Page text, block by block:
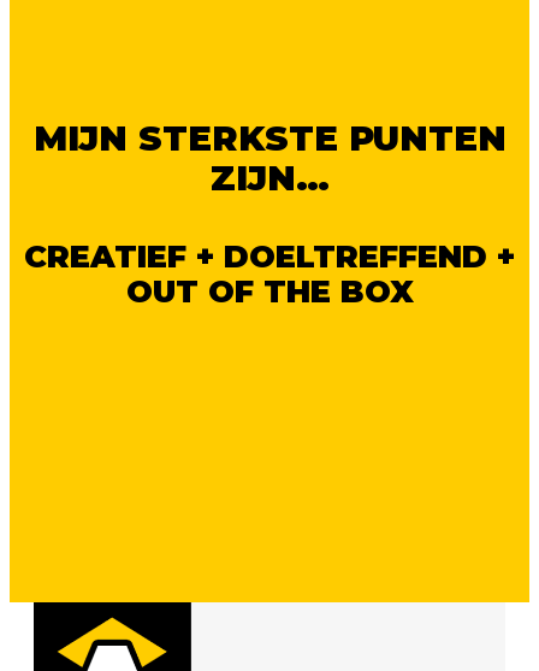
MIJN STERKSTE PUNTEN
ZIJN…
CREATIEF + DOELTREFFEND +
OUT OF THE BOX